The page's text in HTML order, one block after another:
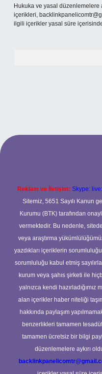
Hukuka ve yasal düzenlemelere
içerikleri,
ilgili içerikler yasal süre
Reklam ve İletişim: Skype:
Sitemiz, 5651 Sayılı Kanun
Kurumu (BTK) tarafından
vermektedir. Bu nedenle,
veya araştırma
yazdıkları içeriklerin
sorumluluğu kabul etmiş
kurum veya şahıs şirketi ile
yalnızca kendi hazırladığımız
alan içerikler haber niteliği
hakkında paylaşım
benzerlikleri tamamen
tamamen ücretsiz bir bilgi
düzenlemelere aykırı